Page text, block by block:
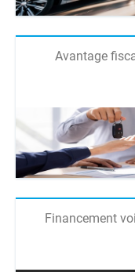
Avantage
Financement